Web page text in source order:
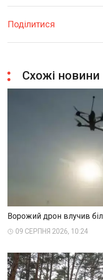
Поділитися
Схожі новини
Ворожий дрон влучив
09 СЕРПНЯ 2026, 10:24